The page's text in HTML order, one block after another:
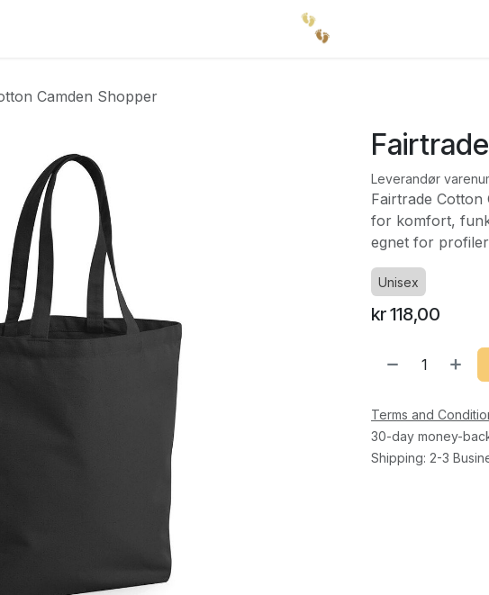
Camden Shopper
Leverandør
Fairtrade
for komfort,
egnet for
Unisex
kr118,00
Terms and
30-day money-
Shipping: 2-3